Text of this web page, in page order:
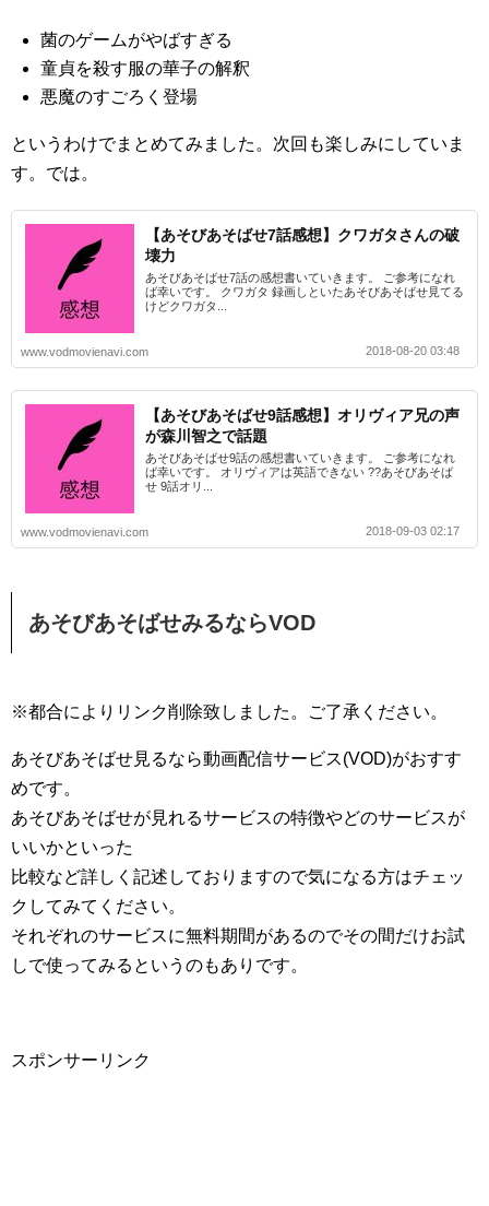
菌のゲームがやばすぎる
童貞を殺す服の華子の解釈
悪魔のすごろく登場
というわけでまとめてみました。次回も楽しみにしていま
す。では。
【あそびあそばせ7話感想】クワガタさんの破
壊力
あそびあそばせ7話の感想書いていきます。 ご参考になれ
ば幸いです。 クワガタ 録画しといたあそびあそばせ見てる
けどクワガタ...
www.vodmovienavi.com 2018-08-20 03:48
【あそびあそばせ9話感想】オリヴィア兄の声
が森川智之で話題
あそびあそばせ9話の感想書いていきます。 ご参考になれ
ば幸いです。 オリヴィアは英語できない ??あそびあそば
せ 9話オリ...
www.vodmovienavi.com 2018-09-03 02:17
あそびあそばせみるならVOD
※都合によりリンク削除致しました。ご了承ください。
あそびあそばせ見るなら動画配信サービス(VOD)がおすす
めです。
あそびあそばせが見れるサービスの特徴やどのサービスが
いいかといった
比較など詳しく記述しておりますので気になる方はチェッ
クしてみてください。
それぞれのサービスに無料期間があるのでその間だけお試
しで使ってみるというのもありです。
スポンサーリンク